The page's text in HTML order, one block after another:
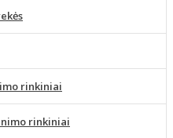
rinkiniai
rinkiniai